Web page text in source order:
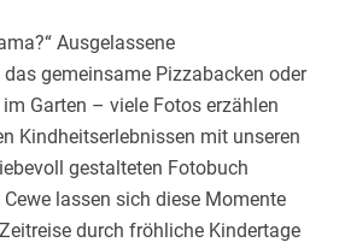
Ausgelassene
gemeinsame Pizzabacken oder
Garten – viele Fotos erzählen
Kindheitserlebnissen mit unseren
gestalteten Fotobuch
lassen sich diese Momente
durch fröhliche Kindertage